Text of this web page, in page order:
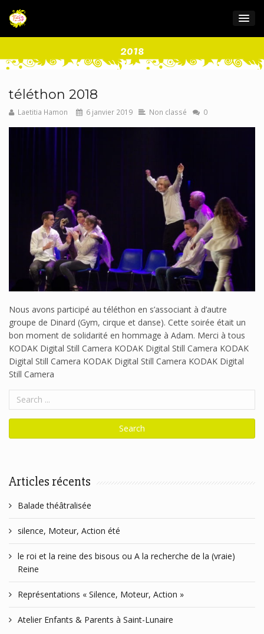
2018
téléthon 2018
Laetitia Hamon 6 janvier 2019 Non classé 0
Nous avons participé au téléthon en s’associant à d’autre
groupe de Dinard (Gym, cirque et danse). Cette soirée était un
bon moment de solidarité en hommage à Adam. Merci à tous
KODAK Digital Still Camera KODAK Digital Still Camera KODAK
Digital Still Camera KODAK Digital Still Camera KODAK Digital
Still Camera
Articles récents
Balade théâtralisée
silence, Moteur, Action été
le roi et la reine des bisous ou A la recherche de la (vraie)
Reine
Représentations « Silence, Moteur, Action »
Atelier Enfants & Parents à Saint-Lunaire